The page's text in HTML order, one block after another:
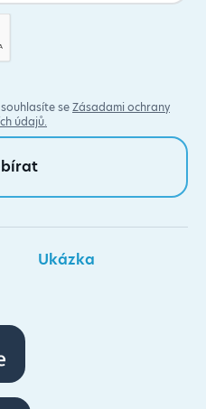
seZásadami ochrany
údajů.
Ukázka